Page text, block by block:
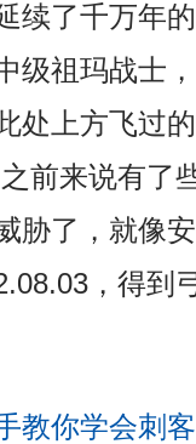
续了千万年
级祖玛战士
处上方飞过
前来说有了
胁了，就像
，得到
教你学会刺